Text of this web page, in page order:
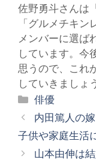
佐野勇斗さんは
「グルメチキ
メンバーに選ば
しています。今
思うので、これ
していきましょ
カ
テ
ゴ
リ
ー
俳優
内田篤人の
子供や家庭生活
山本由伸は